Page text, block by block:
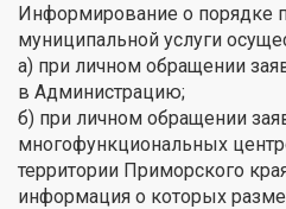
Информирование о порядке
муниципальной услуги
а) при личном обращении
в Администрацию;
б) при личном обращении
многофункциональных
территории Приморского
информация о которых